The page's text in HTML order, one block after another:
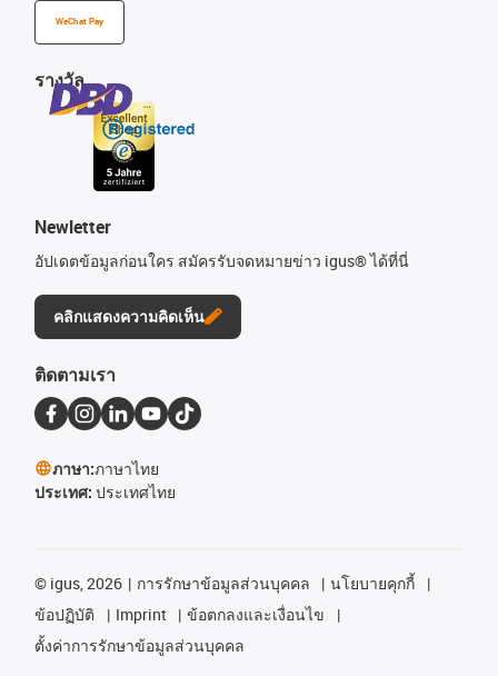
WeChat Pay
รางวัล
Newletter
อัปเดตข้อมูลก่อนใคร สมัครรับจดหมายข่าว igus® ได้ที่นี่
คลิกแสดงความคิดเห็น
ติดตามเรา
ภาษา:ภาษาไทย
ประเทศ: ประเทศไทย
© igus, 2026 การรักษาข้อมูลส่วนบุคคล
นโยบายคุกกี้
ข้อปฏิบัติ
Imprint
ข้อตกลงและเงื่อนไข
ตั้งค่าการรักษาข้อมูลส่วนบุคคล